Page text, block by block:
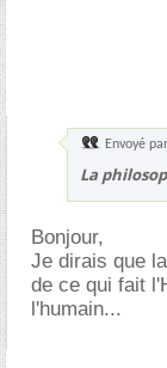
Envoyé par
La
Bonjour,
Je dirais que
de ce qui fait
l'humain...